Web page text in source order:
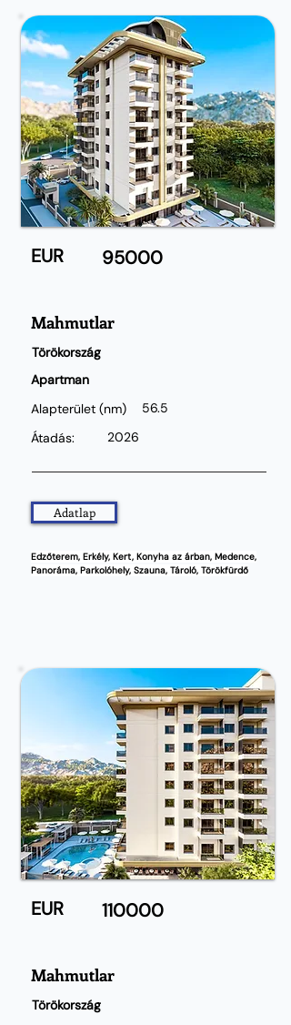
EUR 95000
Mahmutlar
Törökország
Apartman
Alapterület (nm)
56.5
Átadás:
2026
Adatlap
Edzőterem, Erkély, Kert, Konyha az árban, Medence,
Panoráma, Parkolóhely, Szauna, Tároló, Törökfürdő
EUR 110000
Mahmutlar
Törökország